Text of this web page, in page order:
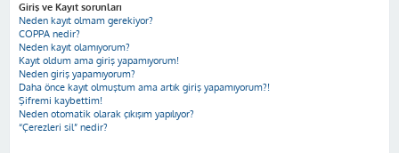
Giriş ve Kayıt sorunları
Neden kayıt olmam gerekiyor?
COPPA nedir?
Neden kayıt olamıyorum?
Kayıt oldum ama giriş yapamıyorum!
Neden giriş yapamıyorum?
Daha önce kayıt olmuştum ama artık giriş yapamıyorum?!
Şifremi kaybettim!
Neden otomatik olarak çıkışım yapılıyor?
“Çerezleri sil” nedir?